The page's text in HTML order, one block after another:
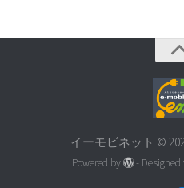
イーモビネット ©
Powered by - Designed